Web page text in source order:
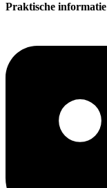
Praktische informatie